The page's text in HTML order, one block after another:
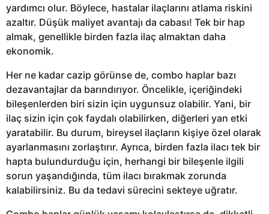
yardımcı olur. Böylece, hastalar ilaçlarını atlama riskini
azaltır. Düşük maliyet avantajı da cabası! Tek bir hap
almak, genellikle birden fazla ilaç almaktan daha
ekonomik.
Her ne kadar cazip görünse de, combo haplar bazı
dezavantajlar da barındırıyor. Öncelikle, içeriğindeki
bileşenlerden biri sizin için uygunsuz olabilir. Yani, bir
ilaç sizin için çok faydalı olabilirken, diğerleri yan etki
yaratabilir. Bu durum, bireysel ilaçların kişiye özel olarak
ayarlanmasını zorlaştırır. Ayrıca, birden fazla ilacı tek bir
hapta bulundurduğu için, herhangi bir bileşenle ilgili
sorun yaşandığında, tüm ilacı bırakmak zorunda
kalabilirsiniz. Bu da tedavi sürecini sekteye uğratır.